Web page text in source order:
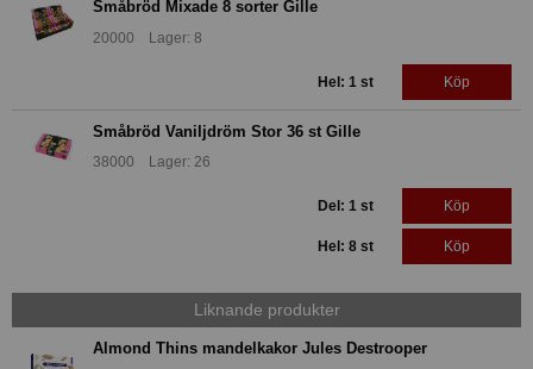
Småbröd Mixade 8 sorter Gille
20000 Lager: 8
Hel: 1 st Köp
Småbröd Vaniljdröm Stor 36 st Gille
38000 Lager: 26
Del: 1 st Köp
Hel: 8 st Köp
Liknande produkter
Almond Thins mandelkakor Jules Destrooper